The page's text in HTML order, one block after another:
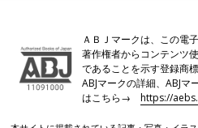
ＡＢＪマークは、この電
著作権者からコンテンツ
であることを示す登録商
ABJマークの詳細、ABJ
はこちら→https://